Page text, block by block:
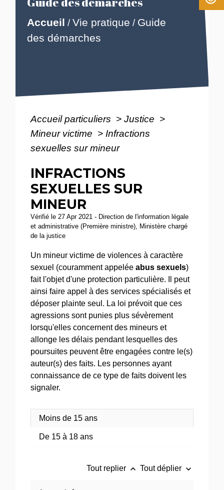
Accueil /Vie pratique / Guide
des démarches
Accueil particuliers > Justice >
Mineur victime > Infractions
sexuelles sur mineur
INFRACTIONS
SEXUELLES SUR
MINEUR
Vérifié le 27 Apr 2021 - Direction de l'information légale
et administrative (Première ministre), Ministère chargé
de la justice
Un mineur victime de violences à caractère
sexuel (couramment appeléeabus sexuels)
fait l'objet d'une protection particulière. Il peut
ainsi faire appel à des services spécialisés et
déposer plainte seul. La loi prévoit que ces
agressions sont punies plus sévèrement
lorsqu'elles concernent des mineurs et
allonge les délais pendant lesquelles des
poursuites peuvent être engagées contre le(s)
auteur(s) des faits. Les personnes ayant
connaissance de ce type de faits doivent les
signaler.
Moins de 15 ans
De 15 à 18 ans
Tout replier keyboard_arrow_up Tout déplier keyboard_arrow_down